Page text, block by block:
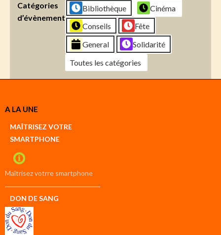
Catégories
d’évènement
Bibliothèque
Cinéma
Conseils
Fête
General
Solidarité
Toutes les catégories
Créer
compte
compte
A LA UNE
MAÎTRISEZ VOTRE
SMARTPHONE
Maîtrisez votrre smartphone
DON DE SANG